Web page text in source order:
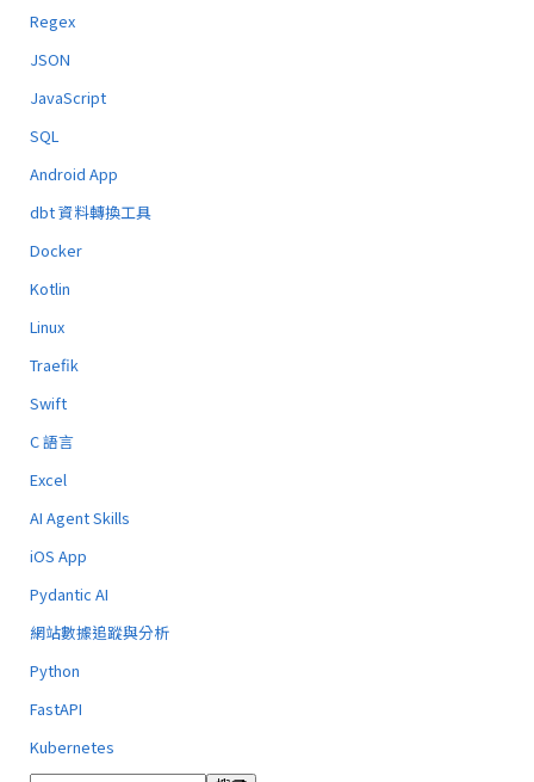
Regex
JSON
JavaScript
SQL
Android App
dbt 資料轉換工具
Docker
Kotlin
Linux
Traefik
Swift
C 語言
Excel
AI Agent Skills
iOS App
Pydantic AI
網站數據追蹤與分析
Python
FastAPI
Kubernetes